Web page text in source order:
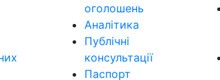
оголошень
Аналітика
Публічні
консультації
Паспорт